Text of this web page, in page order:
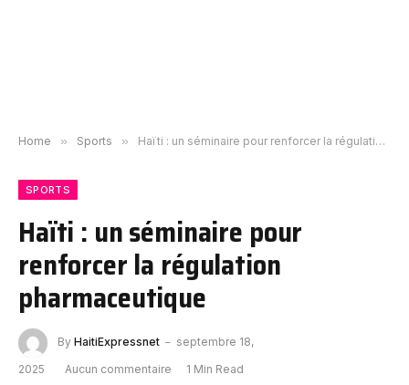
Home » Sports » Haïti : un séminaire pour renforcer la régulation pharmaceutique
SPORTS
Haïti : un séminaire pour
renforcer la régulation
pharmaceutique
By HaitiExpressnet
septembre 18,
2025
Aucun commentaire 1 Min Read